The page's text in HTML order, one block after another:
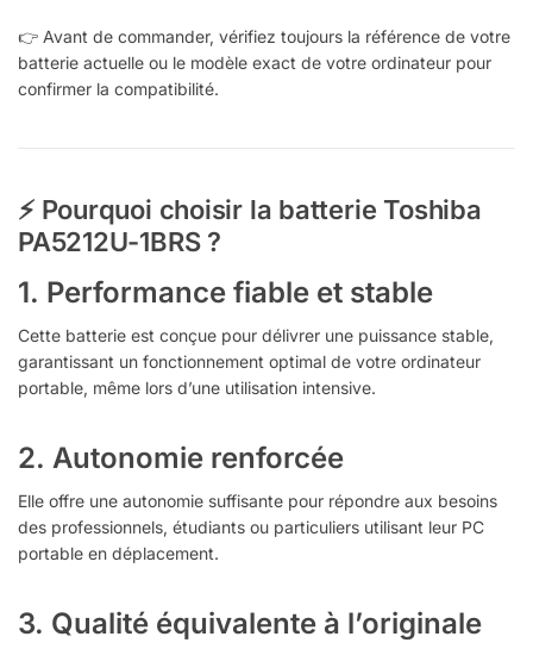
👉 Avant de commander, vérifiez toujours la référence de votre
batterie actuelle ou le modèle exact de votre ordinateur pour
confirmer la compatibilité.
⚡ Pourquoi choisir la batterie Toshiba
PA5212U-1BRS ?
1. Performance fiable et stable
Cette batterie est conçue pour délivrer une puissance stable,
garantissant un fonctionnement optimal de votre ordinateur
portable, même lors d’une utilisation intensive.
2. Autonomie renforcée
Elle offre une autonomie suffisante pour répondre aux besoins
des professionnels, étudiants ou particuliers utilisant leur PC
portable en déplacement.
3. Qualité équivalente à l’originale